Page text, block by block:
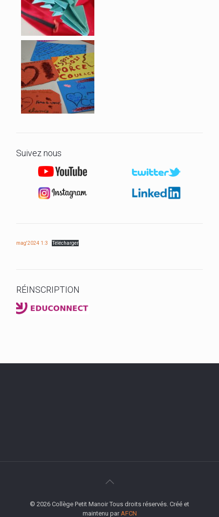
Suivez nous
mag'2024 1:3 Télécharger
RÉINSCRIPTION
© 2026 Collège Petit Manoir Tous droits réservés. Créé et
maintenu parAFCN